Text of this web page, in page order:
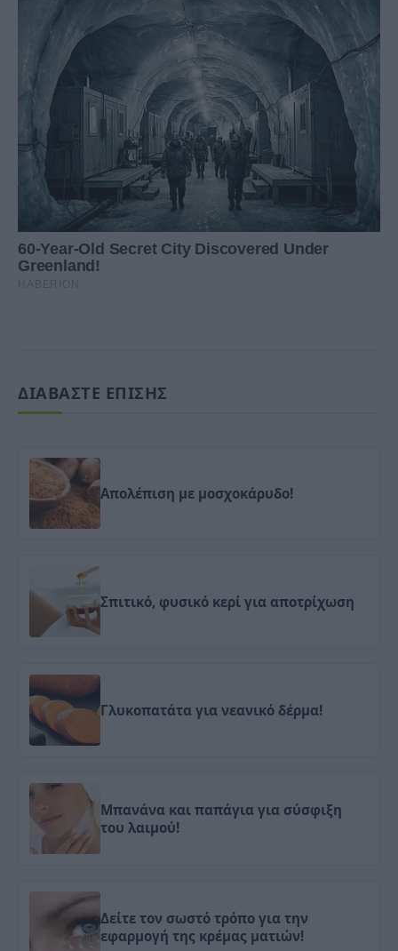
ΔΙΑΒΑΣΤΕ ΕΠΙΣΗΣ
Απολέπιση με μοσχοκάρυδο!
Σπιτικό, φυσικό κερί για αποτρίχωση
Γλυκοπατάτα για νεανικό δέρμα!
Μπανάνα και παπάγια για σύσφιξη
του λαιμού!
Δείτε τον σωστό τρόπο για την
εφαρμογή της κρέμας ματιών!